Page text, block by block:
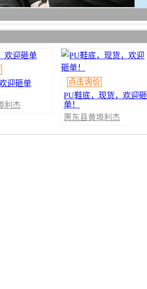
迎砸单
利杰
点击询价
PU鞋底，现货，欢迎砸
单！
惠东县黄埠利杰